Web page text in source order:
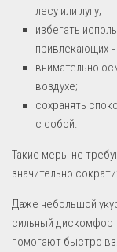
лесу или лугу;
избегать
привлекающих
внимательно
воздухе;
сохранять
с собой.
Такие меры не
значительно
Даже небольшой
сильный
помогают быстро